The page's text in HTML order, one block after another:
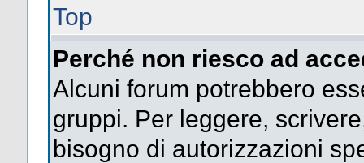
Top
Perché non riesco ad
Alcuni forum potrebbero
gruppi. Per leggere,
bisogno di autorizzazioni